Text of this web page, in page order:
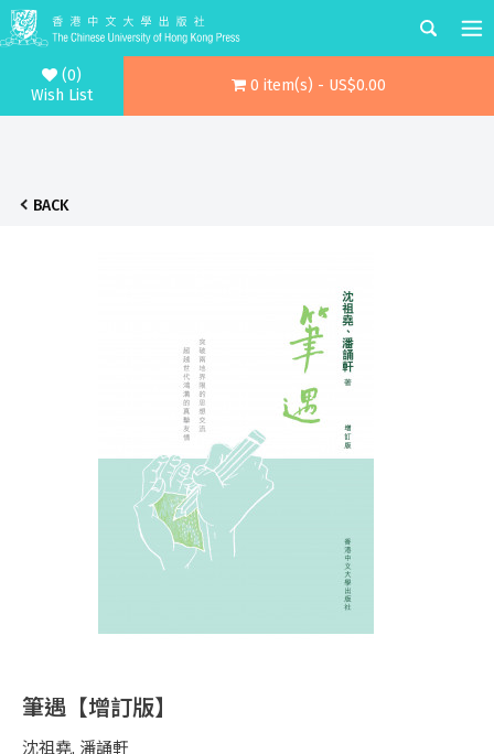
(0)
Wish List
0 item(s) - US$0.00
BACK
筆遇【增訂版】
沈祖堯, 潘誦軒